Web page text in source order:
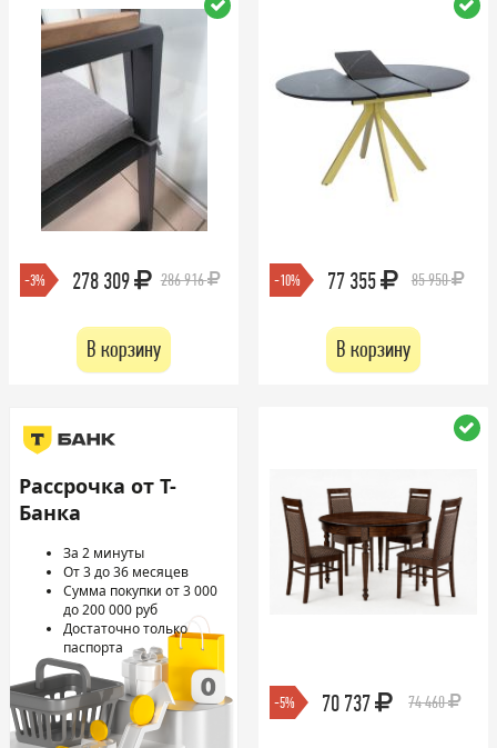
-3% 278 309 286 916
В корзину
-10% 77 355 85 950
В корзину
Рассрочка от Т-
Банка
За 2 минуты
От 3 до 36 месяцев
Сумма покупки от 3 000
до 200 000 руб
Достаточно только
паспорта
-5% 70 737 74 460